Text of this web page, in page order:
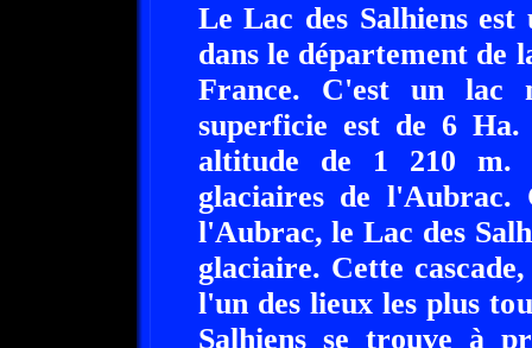
Le Lac des Salhiens
dans le département de
France. C'est un lac
superficie est de 6
altitude de 1 210 m.
glaciaires de l'Aubrac.
l'Aubrac, le Lac des
glaciaire. Cette
l'un des lieux les plus
Salhiens se trouve à